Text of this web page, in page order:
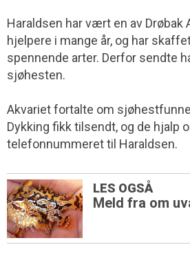
Haraldsen har vært en av Drøbak
hjelpere i mange år, og har
spennende arter. Derfor sendte
sjøhesten.
Akvariet fortalte om
Dykking fikk tilsendt, og de hjalp
telefonnummeret til Haraldsen.
LES OGSÅ
Meld fra om